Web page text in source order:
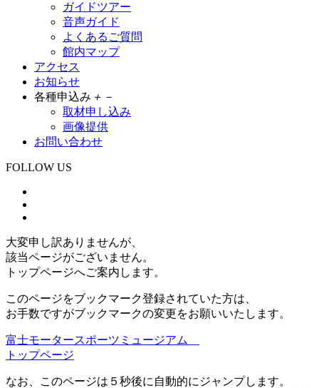
ガイドツアー
音声ガイド
よくあるご質問
館内マップ
アクセス
お知らせ
各種申込み ＋ －
取材申し込み
画像提供
お問い合わせ
FOLLOW US
大変申し訳ありませんが、
該当ページがございません。
トップページへご案内します。
このページをブックマーク登録されていた方は、
お手数ですがブックマークの変更をお願いいたします。
富士モータースポーツミュージアム
トップページ
なお、このページは５秒後に自動的にジャンプします。